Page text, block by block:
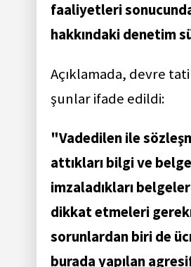
faaliyetleri
hakkındaki denetim
Açıklamada, devre
şunlar ifade edildi:
"Vadedilen ile
attıkları bilgi ve
imzaladıkları
dikkat etmeleri
sorunlardan biri de
burada yapılan